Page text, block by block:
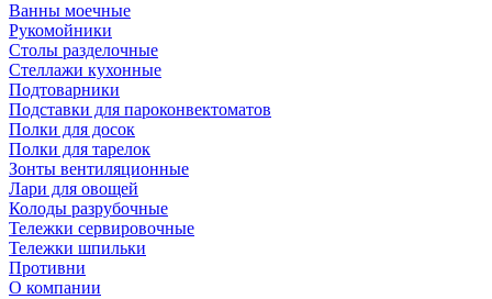
Ванны моечные
Рукомойники
Столы разделочные
Стеллажи кухонные
Подтоварники
Подставки для пароконвектоматов
Полки для досок
Полки для тарелок
Зонты вентиляционные
Лари для овощей
Колоды разрубочные
Тележки сервировочные
Тележки шпильки
Противни
О компании